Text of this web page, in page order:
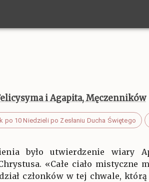
i Agapita, Męczenników
po 10 Niedzieli po Zesłaniu Ducha Świętego
było utwierdzenie wiary
«Całe ciało mistyczne
członków w tej chwale, którą